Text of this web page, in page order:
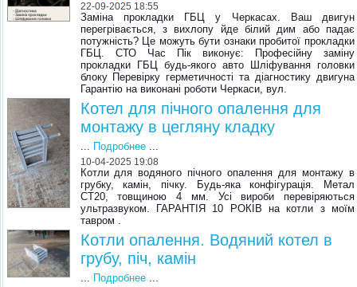
22-09-2025 18:55
Заміна прокладки ГБЦ у Черкасах. Ваш двигун
перегрівається, з вихлопу йде білий дим або падає
потужність? Це можуть бути ознаки пробитої прокладки
ГБЦ. СТО Час Пік виконує: Професійну заміну
прокладки ГБЦ будь-якого авто Шліфування головки
блоку Перевірку герметичності та діагностику двигуна
Гарантію на виконані роботи Черкаси, вул.
Котел для пічного опалення для
монтажу в цегляну кладку
... Подробнее...
10-04-2025 19:08
Котли для водяного пічного опалення для монтажу в
грубку, камін, пічку. Будь-яка конфігурація. Метал
СТ20, товщиною 4 мм. Усі вироби перевіряються
ультразвуком. ГАРАНТІЯ 10 РОКІВ на котли з моїм
тавром .
Котли опалення. Водяний котел в
грубу, піч, камін
... Подробнее...